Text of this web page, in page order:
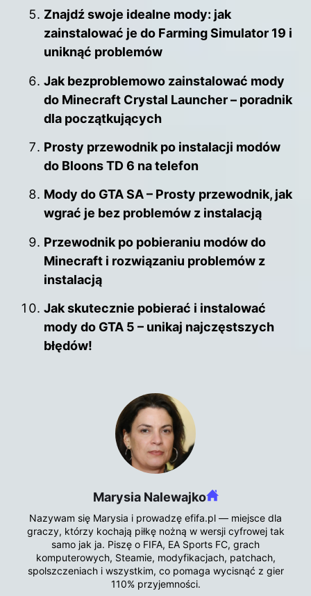
Znajdź swoje idealne mody: jak
zainstalować je do Farming Simulator 19 i
uniknąć problemów
Jak bezproblemowo zainstalować mody
do Minecraft Crystal Launcher – poradnik
dla początkujących
Prosty przewodnik po instalacji modów
do Bloons TD 6 na telefon
Mody do GTA SA – Prosty przewodnik, jak
wgrać je bez problemów z instalacją
Przewodnik po pobieraniu modów do
Minecraft i rozwiązaniu problemów z
instalacją
Jak skutecznie pobierać i instalować
mody do GTA 5 – unikaj najczęstszych
błędów!
Marysia Nalewajko
Nazywam się Marysia i prowadzę efifa.pl — miejsce dla
graczy, którzy kochają piłkę nożną w wersji cyfrowej tak
samo jak ja. Piszę o FIFA, EA Sports FC, grach
komputerowych, Steamie, modyfikacjach, patchach,
spolszczeniach i wszystkim, co pomaga wycisnąć z gier
110% przyjemności.